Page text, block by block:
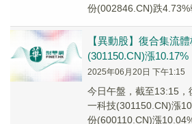
份(002846.CN)跌
【異動股】復合集流
(301150.CN)漲10.17%
2025年06月20日 下午1:15
今日午盤，截至13:15，
一科技(301150.CN)漲
份(600110.CN)漲